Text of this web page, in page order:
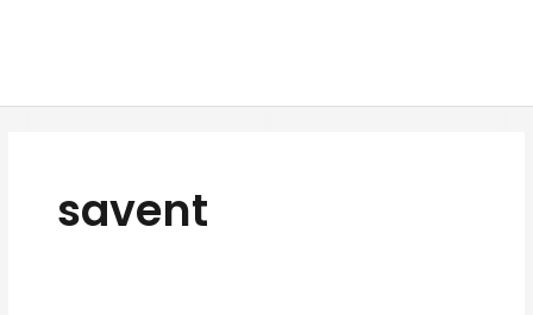
savent